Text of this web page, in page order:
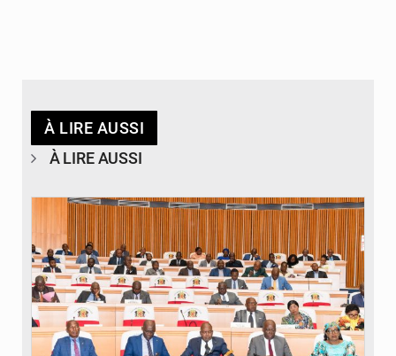
À LIRE AUSSI
À LIRE AUSSI